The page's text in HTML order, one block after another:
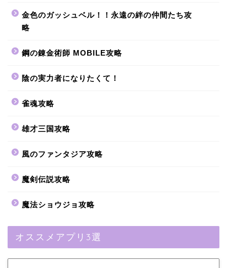
金色のガッシュベル！！永遠の絆の仲間たち攻
略
鋼の錬金術師 MOBILE攻略
陰の実力者になりたくて！
雀魂攻略
雄才三国攻略
風のファンタジア攻略
魔剣伝説攻略
魔法ショウジョ攻略
オススメアプリ3選